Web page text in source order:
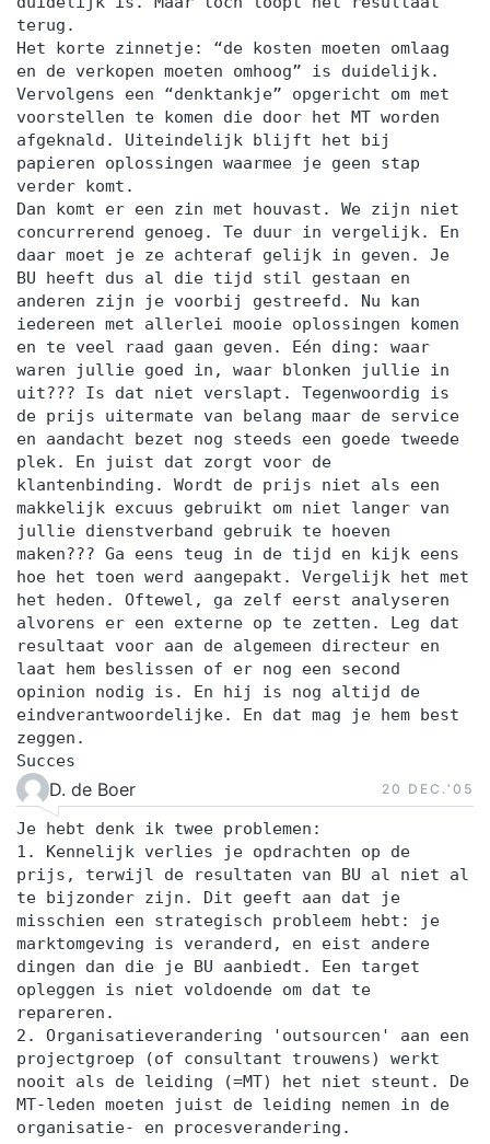
terug.
Het korte zinnetje: “de kosten moeten omlaag
en de verkopen moeten omhoog” is duidelijk.
Vervolgens een “denktankje” opgericht om met
voorstellen te komen die door het MT worden
afgeknald. Uiteindelijk blijft het bij
papieren oplossingen waarmee je geen stap
verder komt.
Dan komt er een zin met houvast. We zijn niet
concurrerend genoeg. Te duur in vergelijk. En
daar moet je ze achteraf gelijk in geven. Je
BU heeft dus al die tijd stil gestaan en
anderen zijn je voorbij gestreefd. Nu kan
iedereen met allerlei mooie oplossingen komen
en te veel raad gaan geven. Eén ding: waar
waren jullie goed in, waar blonken jullie in
uit??? Is dat niet verslapt. Tegenwoordig is
de prijs uitermate van belang maar de service
en aandacht bezet nog steeds een goede tweede
plek. En juist dat zorgt voor de
klantenbinding. Wordt de prijs niet als een
makkelijk excuus gebruikt om niet langer van
jullie dienstverband gebruik te hoeven
maken??? Ga eens teug in de tijd en kijk eens
hoe het toen werd aangepakt. Vergelijk het met
het heden. Oftewel, ga zelf eerst analyseren
alvorens er een externe op te zetten. Leg dat
resultaat voor aan de algemeen directeur en
laat hem beslissen of er nog een second
opinion nodig is. En hij is nog altijd de
eindverantwoordelijke. En dat mag je hem best
zeggen.
Succes
D. de Boer 20 DEC.‘05
Je hebt denk ik twee problemen:
1. Kennelijk verlies je opdrachten op de
prijs, terwijl de resultaten van BU al niet al
te bijzonder zijn. Dit geeft aan dat je
misschien een strategisch probleem hebt: je
marktomgeving is veranderd, en eist andere
dingen dan die je BU aanbiedt. Een target
opleggen is niet voldoende om dat te
repareren.
2. Organisatieverandering 'outsourcen' aan een
projectgroep (of consultant trouwens) werkt
nooit als de leiding (=MT) het niet steunt. De
MT-leden moeten juist de leiding nemen in de
organisatie- en procesverandering.